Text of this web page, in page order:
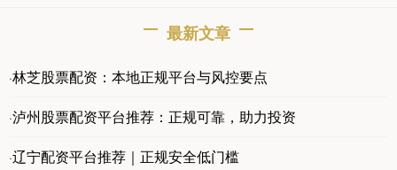
最新文章
·林芝股票配资：本地正规平台与风控要点
·泸州股票配资平台推荐：正规可靠，助力投资
·辽宁配资平台推荐｜正规安全低门槛